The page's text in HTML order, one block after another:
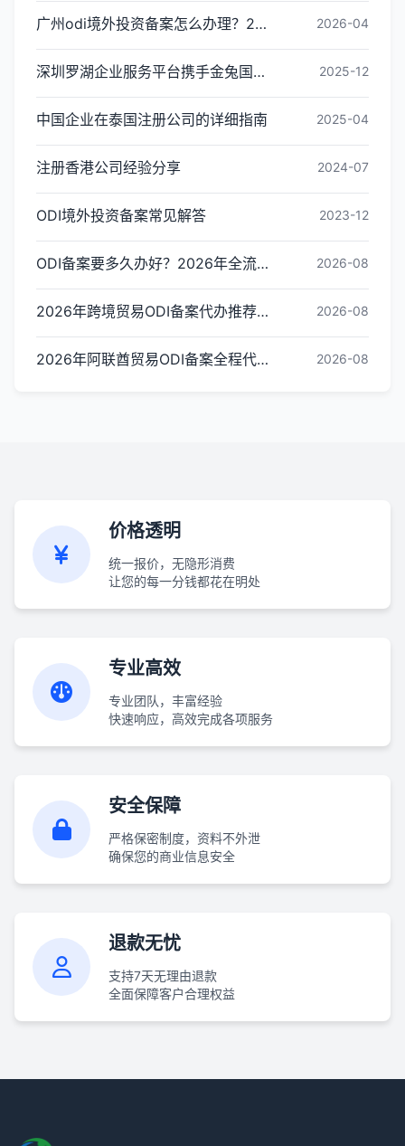
广州odi境外投资备案怎么办理？2026年最新流程详解 2026-04
深圳罗湖企业服务平台携手金兔国际ODI备案专家,共建跨境出海全链条服务新生态 2025-12
中国企业在泰国注册公司的详细指南 2025-04
注册香港公司经验分享 2024-07
ODI境外投资备案常见解答 2023-12
ODI备案要多久办好？2026年全流程时间拆解与加速审批指南 2026-08
2026年跨境贸易ODI备案代办推荐与核心选择标准指南 2026-08
2026年阿联酋贸易ODI备案全程代办指南：办理流程、所需材料与服务商选择标准 2026-08
价格透明
统一报价，无隐形消费
让您的每一分钱都花在明处
专业高效
专业团队，丰富经验
快速响应，高效完成各项服务
安全保障
严格保密制度，资料不外泄
确保您的商业信息安全
退款无忧
支持7天无理由退款
全面保障客户合理权益